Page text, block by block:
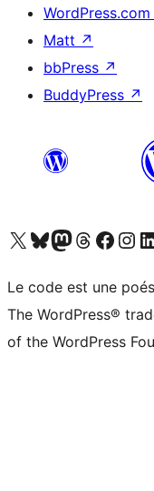
WordPress.com
Matt ↗
bbPress ↗
BuddyPress ↗
Visitez notre compte X (précédemment Twitter)
Visiter notre compte Bluesky
Visiter notre compte Mastodon
Visiter notre compte
Consulter notre
Consulter
Le code est une
The WordPress®
of the WordPress